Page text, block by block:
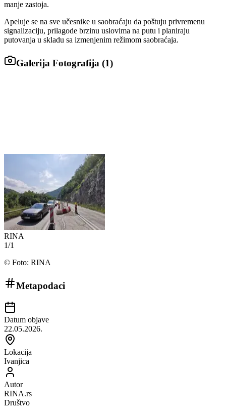
manje zastoja.
Apeluje se na sve učesnike u saobraćaju da poštuju privremenu
signalizaciju, prilagode brzinu uslovima na putu i planiraju
putovanja u skladu sa izmenjenim režimom saobraćaja.
Galerija Fotografija (1)
RINA
1/1
© Foto: RINA
Metapodaci
Datum objave
22.05.2026.
Lokacija
Ivanjica
Autor
RINA.rs
Društvo